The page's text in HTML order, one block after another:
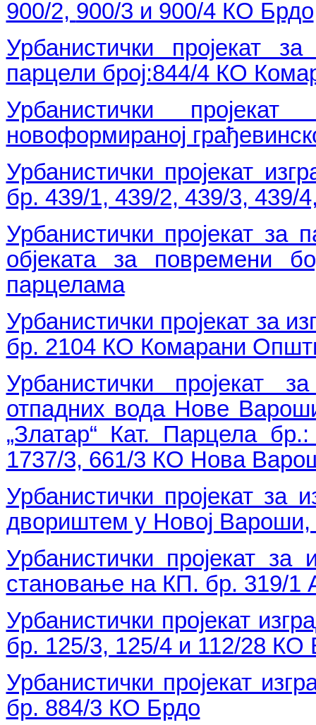
900/2, 900/3 и 900/4 КО Брдо
Урбанистички пројекат
парцели број:844/4 КО
Урбанистички
новоформираној
Урбанистички пројекат
бр. 439/1, 439/2, 439/3,
Урбанистички пројекат за
објеката за повремени
парцелама
Урбанистички пројекат за
бр. 2104 КО Комарани
Урбанистички пројекат
отпадних вода Нове
„Златар“ Кат. Парцела
1737/3, 661/3 КО Нова
Урбанистички пројекат
двориштем у Новој
Урбанистички пројекат
становање на КП. бр. 319/
Урбанистички пројекат
бр. 125/3, 125/4 и 112/28 КО
Урбанистички пројекат
бр. 884/3 КО Брдо